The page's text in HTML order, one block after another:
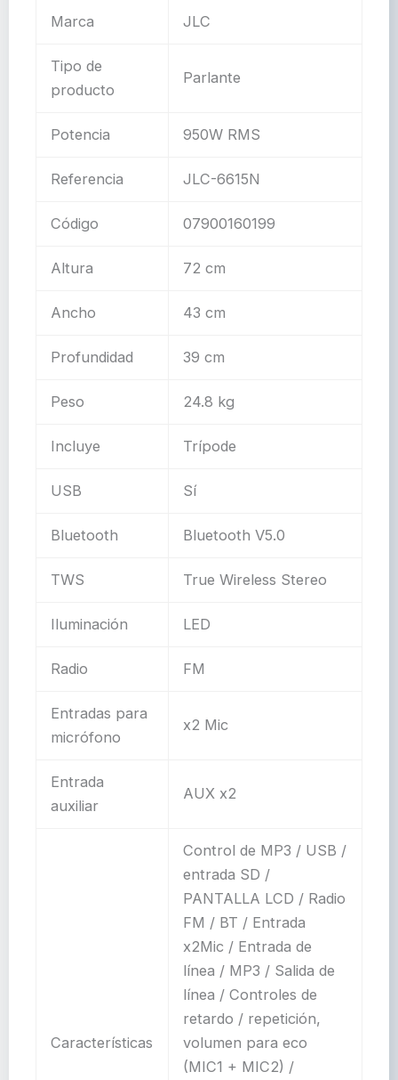
Marca JLC
Tipo de
producto
Parlante
Potencia 950W RMS
Referencia JLC-6615N
Código 07900160199
Altura 72 cm
Ancho 43 cm
Profundidad 39 cm
Peso 24.8 kg
Incluye Trípode
USB Sí
Bluetooth Bluetooth V5.0
TWS True Wireless Stereo
Iluminación LED
Radio FM
Entradas para
micrófono
x2 Mic
Entrada
auxiliar
AUX x2
Características
Control de MP3 / USB /
entrada SD /
PANTALLA LCD / Radio
FM / BT / Entrada
x2Mic / Entrada de
línea / MP3 / Salida de
línea / Controles de
retardo / repetición,
volumen para eco
(MIC1 + MIC2) /